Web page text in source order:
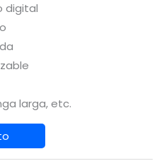
digital
larga, etc.